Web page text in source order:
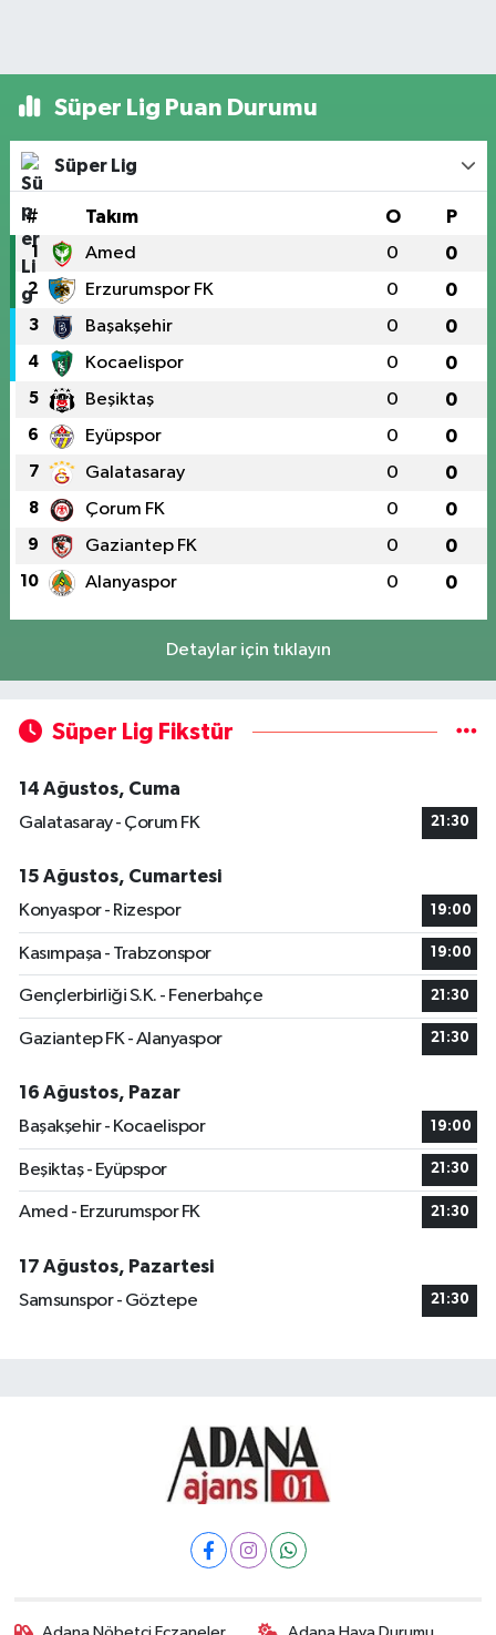
Süper Lig Puan Durumu
Süper Lig
# Takım O P
1 Amed 0 0
2 Erzurumspor FK 0 0
3 Başakşehir 0 0
4 Kocaelispor 0 0
5 Beşiktaş 0 0
6 Eyüpspor 0 0
7 Galatasaray 0 0
8 Çorum FK 0 0
9 Gaziantep FK 0 0
10 Alanyaspor 0 0
Detaylar için tıklayın
Süper Lig Fikstür
14 Ağustos, Cuma
Galatasaray - Çorum FK
21:30
15 Ağustos, Cumartesi
Konyaspor - Rizespor
19:00
Kasımpaşa - Trabzonspor 19:00
Gençlerbirliği S.K. - Fenerbahçe 21:30
Gaziantep FK - Alanyaspor 21:30
16 Ağustos, Pazar
Başakşehir - Kocaelispor
19:00
Beşiktaş - Eyüpspor 21:30
Amed - Erzurumspor FK 21:30
17 Ağustos, Pazartesi
Samsunspor - Göztepe
21:30